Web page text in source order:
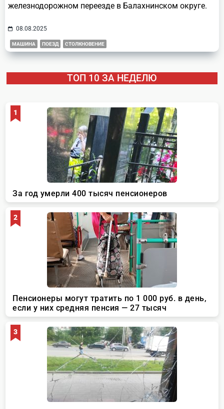
железнодорожном переезде в Балахнинском округе.
08.08.2025
МАШИНА ПОЕЗД СТОЛКНОВЕНИЕ
ТОП 10 ЗА НЕДЕЛЮ